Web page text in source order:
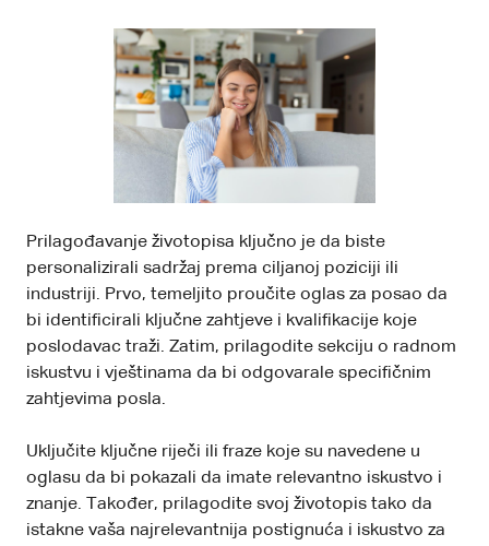
Prilagođavanje životopisa ključno je da biste
personalizirali sadržaj prema ciljanoj poziciji ili
industriji. Prvo, temeljito proučite oglas za posao da
bi identificirali ključne zahtjeve i kvalifikacije koje
poslodavac traži. Zatim, prilagodite sekciju o radnom
iskustvu i vještinama da bi odgovarale specifičnim
zahtjevima posla.
Uključite ključne riječi ili fraze koje su navedene u
oglasu da bi pokazali da imate relevantno iskustvo i
znanje. Također, prilagodite svoj životopis tako da
istakne vaša najrelevantnija postignuća i iskustvo za